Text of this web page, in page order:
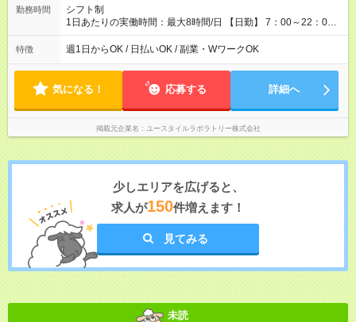
勤務時間
シフト制
1日あたりの実働時間：最大8時間/日 【日勤】 7：00～22：00
の間で8時間勤務（休憩時間は法定通り） ※週1日～OK ／ 夜勤
なし ＊＊ 勤務時間例 ＊＊ ■8時から17時 ■9時から18時 ■10
定（毎週同じ曜日勤務）
特徴 週1日からOK / 日払いOK / 副業・WワークOK
気になる！ 応募する 詳細へ
掲載元企業名 ユースタイルラボラトリー株式会社
少しエリアを広げると、
求人が150件増えます！
見てみる
未読